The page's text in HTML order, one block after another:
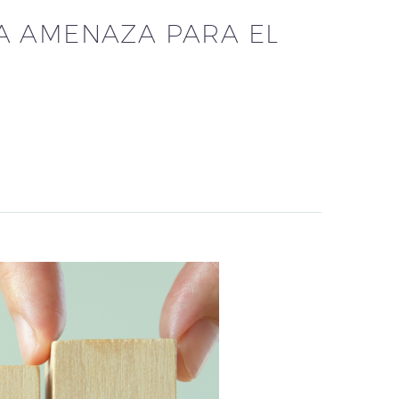
AMENAZA PARA EL